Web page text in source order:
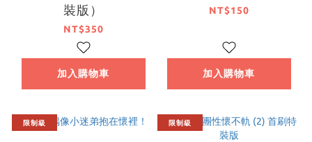
裝版）
NT$350
加入購物車
NT$150
加入購物車
限制級 限制級